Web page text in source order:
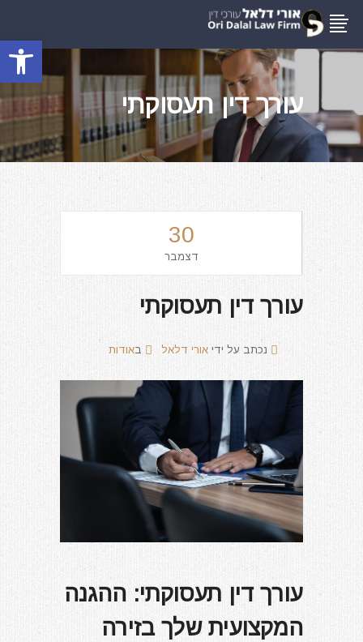
פתח
עורך דין תעסוקתי
30
דצמבר
עורך דין תעסוקתי
נכתב על ידי אורי דלאל באודות
עורך דין תעסוקתי: ההגנה
המקצועית שלך בזירה